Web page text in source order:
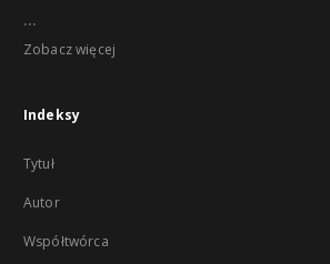
...
Zobacz więcej
Indeksy
Tytuł
Autor
Współtwórca